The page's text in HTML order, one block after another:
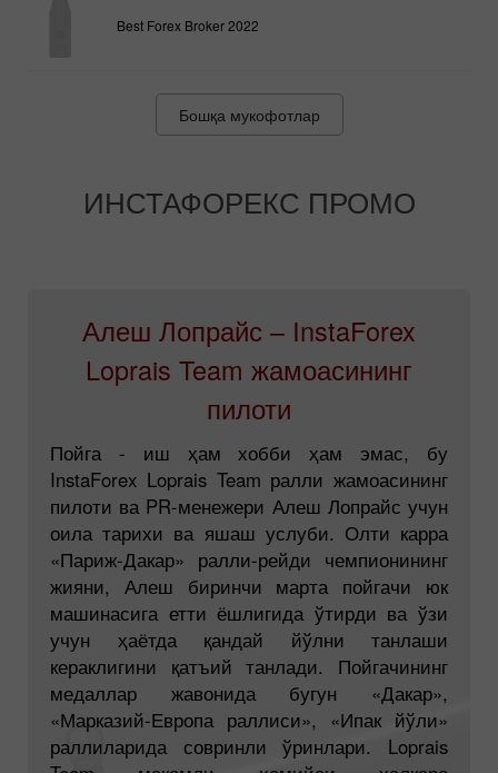
Best Forex Broker 2022
Бошқа мукофотлар
ИНСТАФОРЕКС ПРОМО
Алеш Лопрайс – InstaForex
Loprais Team жамоасининг
пилоти
Пойга - иш ҳам хобби ҳам эмас, бу
InstaForex Loprais Team ралли жамоасининг
пилоти ва PR-менежери Алеш Лопрайс учун
оила тарихи ва яшаш услуби. Олти карра
«Париж-Дакар» ралли-рейди чемпионининг
жияни, Алеш биринчи марта пойгачи юк
машинасига етти ёшлигида ўтирди ва ўзи
учун ҳаётда қандай йўлни танлаши
кераклигини қатъий танлади. Пойгачининг
медаллар жавонида бугун «Дакар»,
«Марказий-Европа раллиси», «Ипак йўли»
раллиларида совринли ўринлари. Loprais